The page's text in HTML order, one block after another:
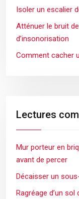
Isoler un escalier
Atténuer le bruit
d’insonorisation
Comment cacher
Lectures
Mur porteur en
avant de percer
Décaisser un
Ragréage d’un